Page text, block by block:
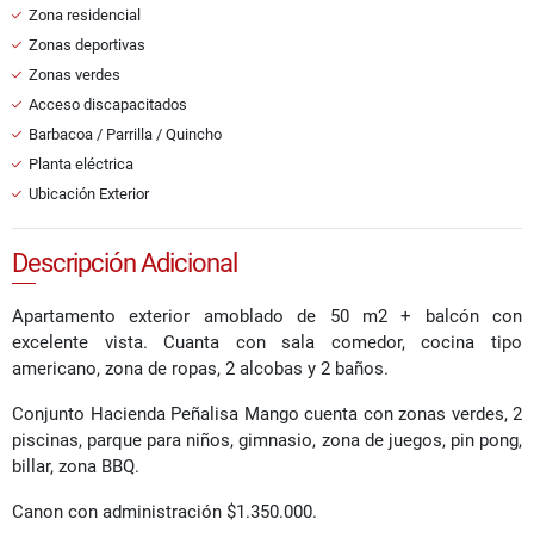
Zona residencial
Zonas deportivas
Zonas verdes
Acceso discapacitados
Barbacoa / Parrilla / Quincho
Planta eléctrica
Ubicación Exterior
Descripción Adicional
Apartamento exterior amoblado de 50 m2 + balcón con
excelente vista. Cuanta con sala comedor, cocina tipo
americano, zona de ropas, 2 alcobas y 2 baños.
Conjunto Hacienda Peñalisa Mango cuenta con zonas verdes, 2
piscinas, parque para niños, gimnasio, zona de juegos, pin pong,
billar, zona BBQ.
Canon con administración $1.350.000.